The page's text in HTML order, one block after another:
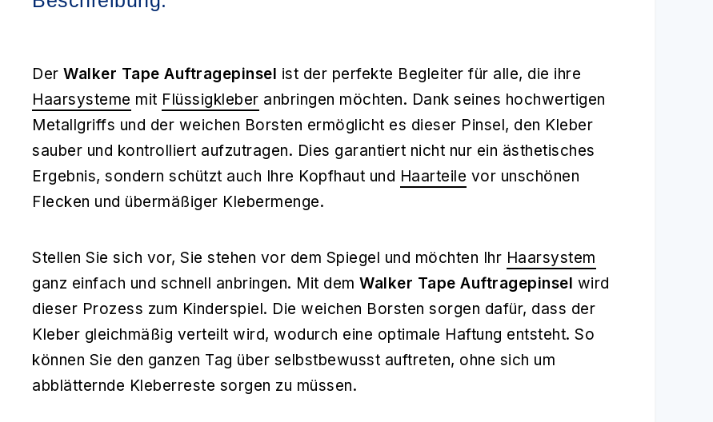
Der Walker Tape Auftragepinsel ist der perfekte Begleiter für alle, die ihre
Haarsysteme mit Flüssigkleber anbringen möchten. Dank seines hochwertigen
Metallgriffs und der weichen Borsten ermöglicht es dieser Pinsel, den Kleber
sauber und kontrolliert aufzutragen. Dies garantiert nicht nur ein ästhetisches
Ergebnis, sondern schützt auch Ihre Kopfhaut und Haarteile vor unschönen
Flecken und übermäßiger Klebermenge.
Stellen Sie sich vor, Sie stehen vor dem Spiegel und möchten Ihr Haarsystem
ganz einfach und schnell anbringen. Mit dem Walker Tape Auftragepinsel wird
dieser Prozess zum Kinderspiel. Die weichen Borsten sorgen dafür, dass der
Kleber gleichmäßig verteilt wird, wodurch eine optimale Haftung entsteht. So
können Sie den ganzen Tag über selbstbewusst auftreten, ohne sich um
abblätternde Kleberreste sorgen zu müssen.